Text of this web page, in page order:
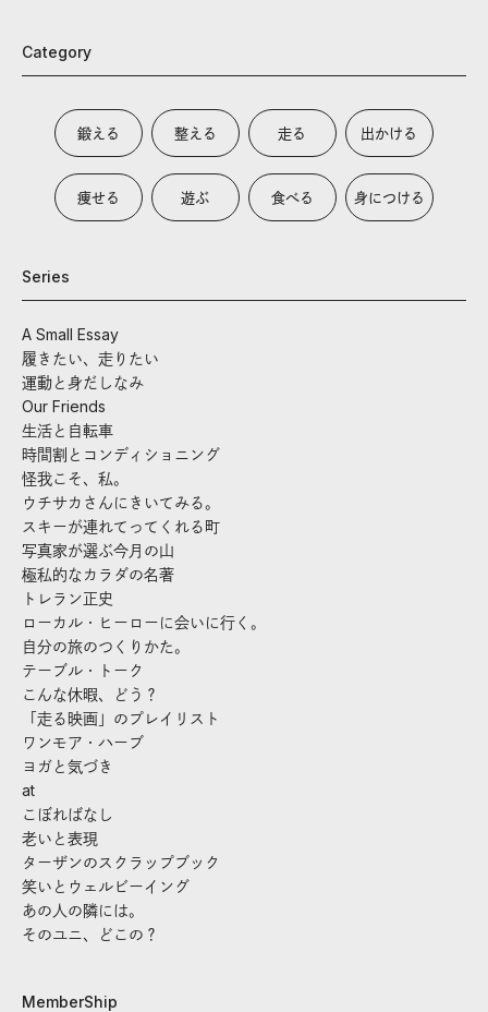
Category
鍛える 整える 走る 出かける
痩せる 遊ぶ 食べる 身につける
Series
A Small Essay
履きたい、走りたい
運動と身だしなみ
Our Friends
生活と自転車
時間割とコンディショニング
怪我こそ、私。
ウチサカさんにきいてみる。
スキーが連れてってくれる町
写真家が選ぶ今月の山
極私的なカラダの名著
トレラン正史
ローカル・ヒーローに会いに行く。
自分の旅のつくりかた。
テーブル・トーク
こんな休暇、どう？
「走る映画」のプレイリスト
ワンモア・ハーブ
ヨガと気づき
at
こぼればなし
老いと表現
ターザンのスクラップブック
笑いとウェルビーイング
あの人の隣には。
そのユニ、どこの？
MemberShip